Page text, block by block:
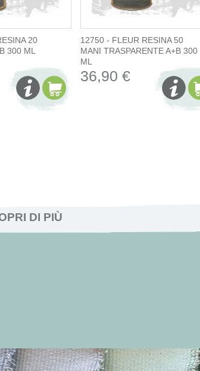
20
300 ML
12750 - FLEUR RESINA 50
MANI TRASPARENTE A+B 300
ML
36,90 €
DI PIÙ